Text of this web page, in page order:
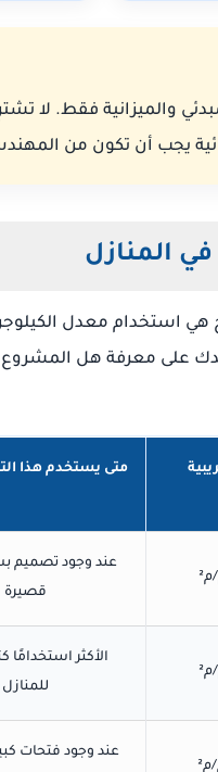
والميزانية فقط. لا
يجب أن تكون من
المنازل
هي استخدام معدل
متى يستخدم هذا
عند وجود تصميم
قصيرة
الأكثر استخدامًا
للمنازل
عند وجود فتحات